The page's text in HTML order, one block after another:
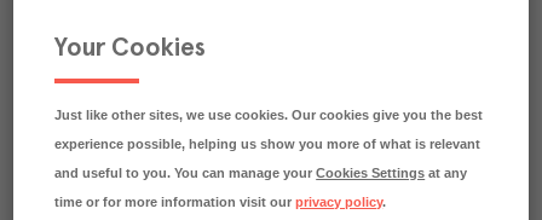
Märkningar
Your Cookies
Just like other sites, we use cookies. Our cookies give you the best
experience possible, helping us show you more of what is relevant
and useful to you. You can manage yourCookies Settings at any
time or for more information visit ourprivacy policy.